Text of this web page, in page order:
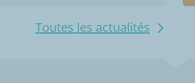
Toutes les actualités